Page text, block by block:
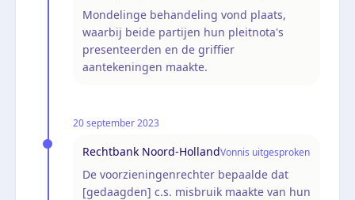
Mondelinge behandeling vond plaats,
waarbij beide partijen hun pleitnota's
presenteerden en de griffier
aantekeningen maakte.
20 september 2023
Rechtbank Noord-HollandVonnis uitgesproken
De voorzieningenrechter bepaalde dat
[gedaagden] c.s. misbruik maakte van hun